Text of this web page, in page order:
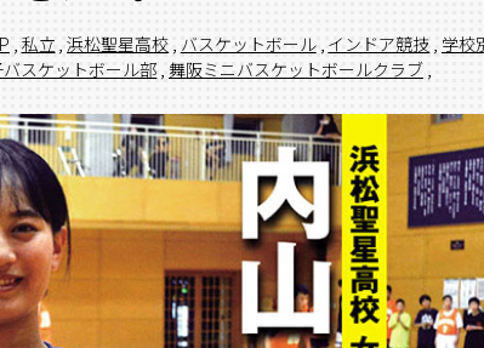
, 私立 , 浜松聖星高校 , バスケットボール , インドア競技 , 学校
バスケットボール部 , 舞阪ミニバスケットボールクラブ ,